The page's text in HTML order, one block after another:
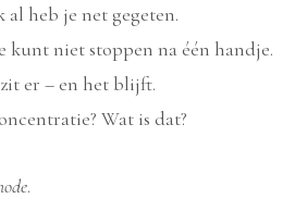
al heb je net gegeten.
kunt niet stoppen na één handje.
er – en het blijft.
Wat is dat?
.